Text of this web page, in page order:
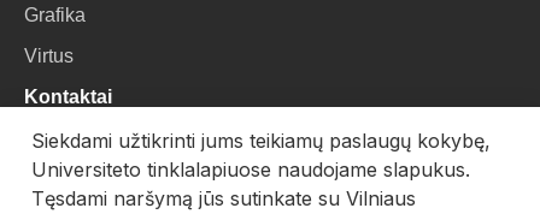
Grafika
Virtus
Kontaktai
VU Biblioteka
Universiteto g. 3, LT-01122, Vilnius
Siekdami užtikrinti jums teikiamų paslaugų kokybę,
Universiteto tinklalapiuose naudojame slapukus.
Tęsdami naršymą jūs sutinkate su Vilniaus